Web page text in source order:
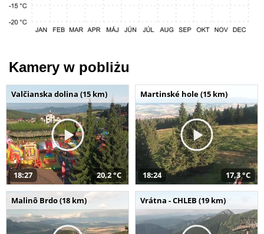
Kamery w pobliżu
Valčianska dolina (15 km)
18:27 20,2 °C
Martinské hole (15 km)
18:24 17,3 °C
Malinô Brdo (18 km) Vrátna - CHLEB (19 km)